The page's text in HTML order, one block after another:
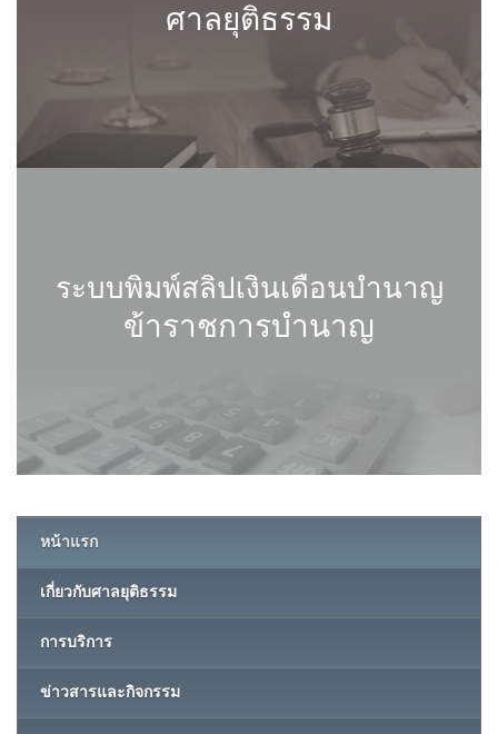
ศาลยุติธรรม
ระบบพิมพ์สลิปเงินเดือนบำนาญ
ข้าราชการบำนาญ
หน้าแรก
เกี่ยวกับศาลยุติธรรม
การบริการ
ข่าวสารและกิจกรรม